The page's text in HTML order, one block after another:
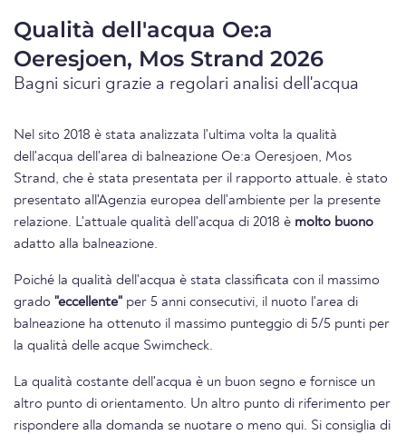
Qualità dell'acqua Oe:a
Oeresjoen, Mos Strand 2026
Bagni sicuri grazie a regolari analisi dell'acqua
Nel sito 2018 è stata analizzata l'ultima volta la qualità
dell'acqua dell'area di balneazione Oe:a Oeresjoen, Mos
Strand, che è stata presentata per il rapporto attuale. è stato
presentato all'Agenzia europea dell'ambiente per la presente
relazione. L'attuale qualità dell'acqua di 2018 è molto buono
adatto alla balneazione.
Poiché la qualità dell'acqua è stata classificata con il massimo
grado "eccellente" per 5 anni consecutivi, il nuoto l'area di
balneazione ha ottenuto il massimo punteggio di 5/5 punti per
la qualità delle acque Swimcheck.
La qualità costante dell'acqua è un buon segno e fornisce un
altro punto di orientamento. Un altro punto di riferimento per
rispondere alla domanda se nuotare o meno qui. Si consiglia di